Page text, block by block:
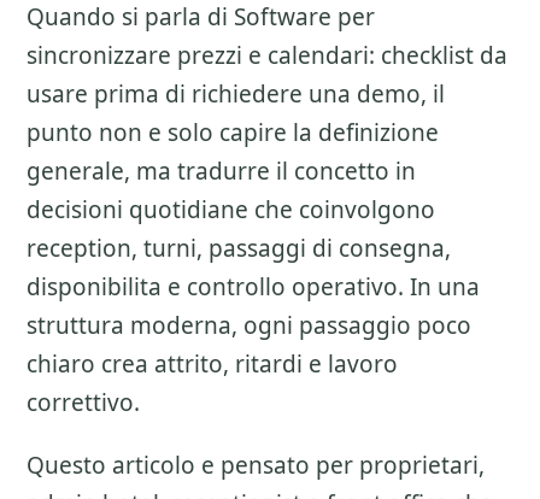
Quando si parla di Software per
sincronizzare prezzi e calendari: checklist da
usare prima di richiedere una demo, il
punto non e solo capire la definizione
generale, ma tradurre il concetto in
decisioni quotidiane che coinvolgono
reception, turni, passaggi di consegna,
disponibilita e controllo operativo. In una
struttura moderna, ogni passaggio poco
chiaro crea attrito, ritardi e lavoro
correttivo.
Questo articolo e pensato per proprietari,